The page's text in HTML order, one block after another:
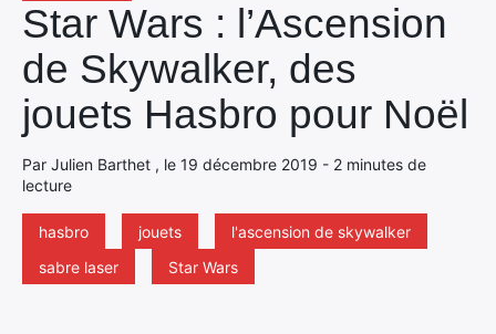
Star Wars : l’Ascension
de Skywalker, des
jouets Hasbro pour Noël
Par Julien Barthet , le 19 décembre 2019 - 2 minutes de
lecture
hasbro jouets
l'ascension de skywalker
sabre laser
Star Wars